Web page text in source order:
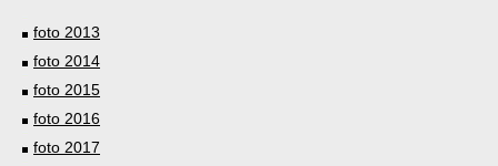
foto 2013
foto 2014
foto 2015
foto 2016
foto 2017